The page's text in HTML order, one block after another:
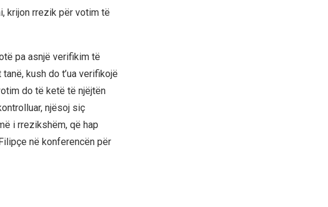
krijon rrezik për votim të
pa asnjë verifikim të
kush do t’ua verifikojë
do të ketë të njëjtën
njësoj siç
i rrezikshëm, që hap
në konferencën për